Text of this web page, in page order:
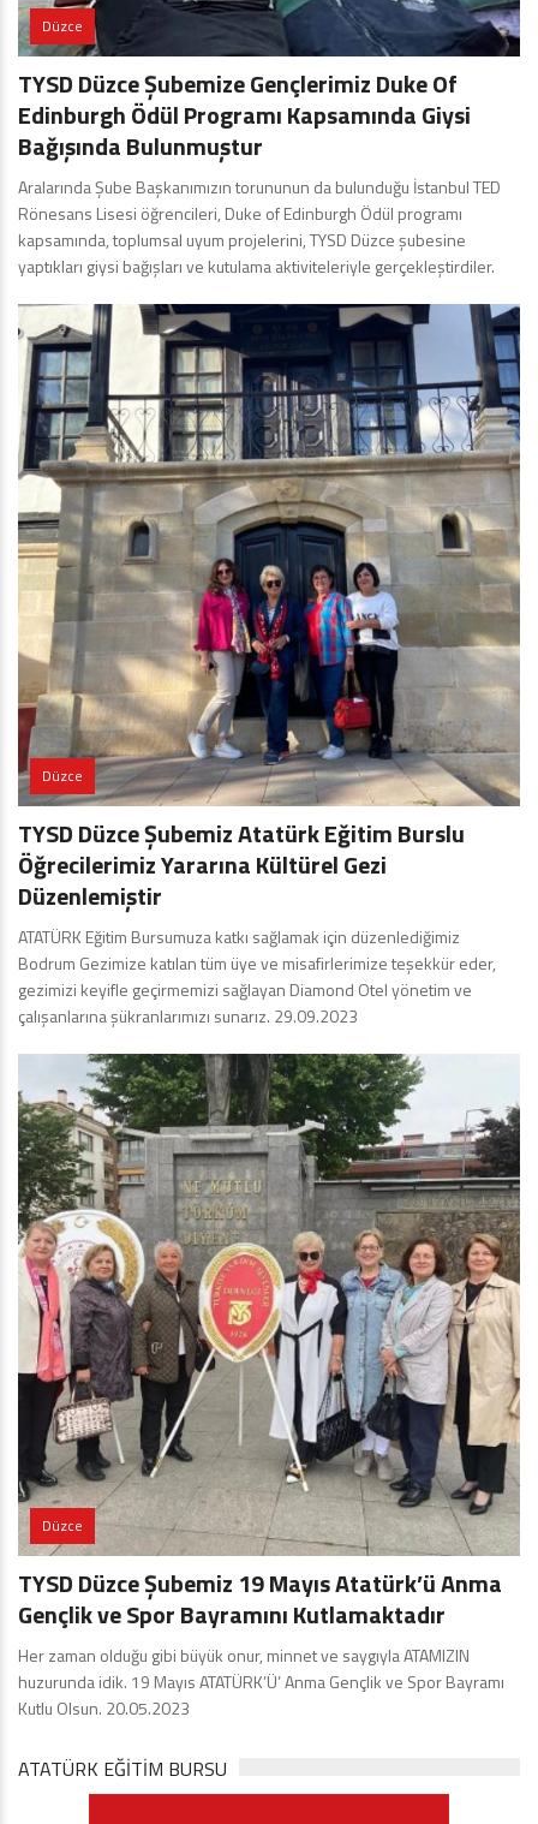
Düzce
TYSD Düzce Şubemize Gençlerimiz Duke Of
Edinburgh Ödül Programı Kapsamında Giysi
Bağışında Bulunmuştur
Aralarında Şube Başkanımızın torununun da bulunduğu İstanbul TED
Rönesans Lisesi öğrencileri, Duke of Edinburgh Ödül programı
kapsamında, toplumsal uyum projelerini, TYSD Düzce şubesine
yaptıkları giysi bağışları ve kutulama aktiviteleriyle gerçekleştirdiler.
Düzce
TYSD Düzce Şubemiz Atatürk Eğitim Burslu
Öğrecilerimiz Yararına Kültürel Gezi
Düzenlemiştir
ATATÜRK Eğitim Bursumuza katkı sağlamak için düzenlediğimiz
Bodrum Gezimize katılan tüm üye ve misafirlerimize teşekkür eder,
gezimizi keyifle geçirmemizi sağlayan Diamond Otel yönetim ve
çalışanlarına şükranlarımızı sunarız. 29.09.2023
Düzce
TYSD Düzce Şubemiz 19 Mayıs Atatürk’ü Anma
Gençlik ve Spor Bayramını Kutlamaktadır
Her zaman olduğu gibi büyük onur, minnet ve saygıyla ATAMIZIN
huzurunda idik. 19 Mayıs ATATÜRK’Ü’ Anma Gençlik ve Spor Bayramı
Kutlu Olsun. 20.05.2023
ATATÜRK EĞITIM BURSU